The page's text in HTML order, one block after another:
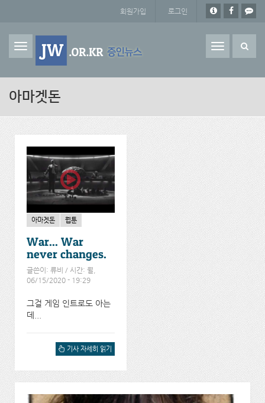
회원가입 로그인
Toggle
navigation
아마겟돈
아마겟돈 웹툰
War... War
never changes.
글쓴이: 류비 / 시간: 월,
06/15/2020 - 19:29
그걸 게임 인트로도 아는
데...
WAR... WAR NEVER
CHANGES.에 대해서
기사 자세히 읽기